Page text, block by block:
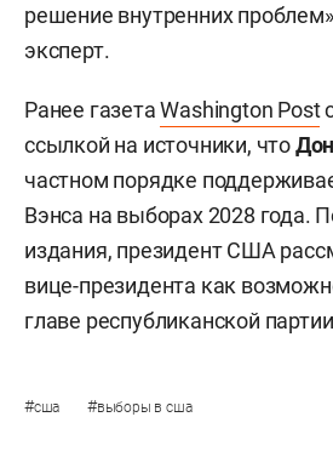
потенциальными кандидатами
внешней и внутренней
Вэнс делает акцент на
США, тогда как Рубио
традиционное крыло партии.
это более предпочтительная
потому что он единственный
Трампа, кто близок к
ориентации на национальные